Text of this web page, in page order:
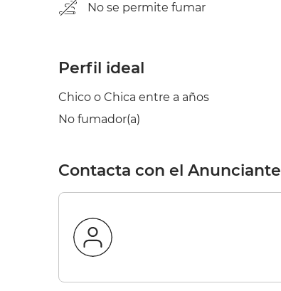
No se permite fumar
Perfil ideal
Chico o Chica entre a años
No fumador(a)
Contacta con el Anunciante